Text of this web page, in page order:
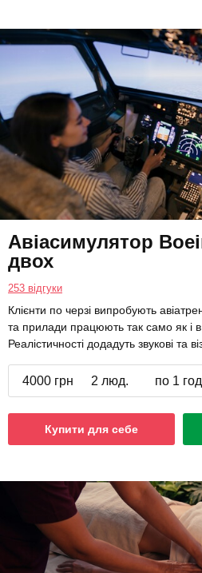
Авіасимулятор
двох
253 відгуки
Клієнти по черзі випробують
та прилади працюють так само як і в
Реалістичності додадуть звукові та
4000 грн 2 люд. по 1
Купити для себе